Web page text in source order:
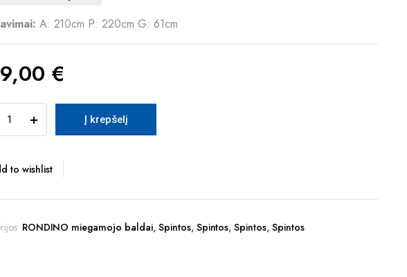
A: 210cm P: 220cm G: 61cm
€
RONDINO
Į krepšelį
to wishlist
RONDINO miegamojo baldai, Spintos, Spintos,Spintos,Spintos